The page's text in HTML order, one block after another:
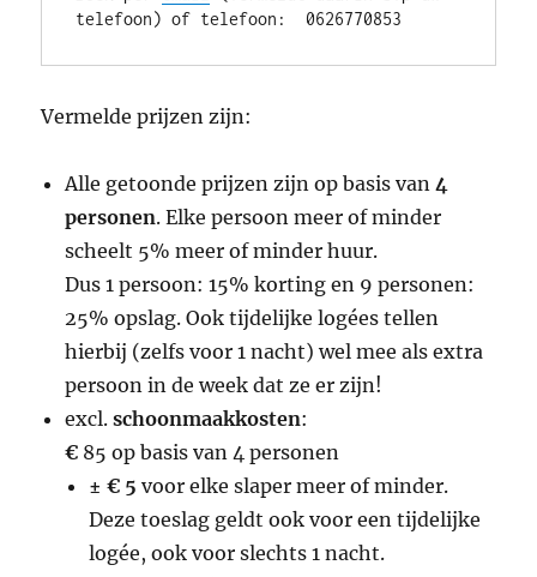
telefoon) of telefoon:  0626770853
Vermelde prijzen zijn:
Alle getoonde prijzen zijn op basis van4
personen. Elke persoon meer of minder
scheelt 5% meer of minder huur.
Dus 1 persoon: 15% korting en 9 personen:
25% opslag. Ook tijdelijke logées tellen
hierbij (zelfs voor 1 nacht) wel mee als extra
persoon in de week dat ze er zijn!
excl.schoonmaakkosten:
€ 85 op basis van 4 personen
± € 5 voor elke slaper meer of minder.
Deze toeslag geldt ook voor een tijdelijke
logée, ook voor slechts 1 nacht.